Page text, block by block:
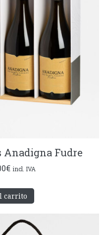
Anadigna Fudre
€El
actual
60,00€.
incl. IVA
carrito